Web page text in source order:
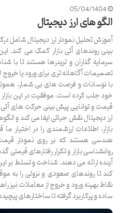
05/04/1404
الگو های ارز دیجیتال
آموزش تحلیل نمودار ارز دیجیتال شامل
بینی روندهای آتی بازار کمک می کند.
سرمایه گذاران و تریدرها هستند تا با
تصمیمات آگاهانه تری برای ورود یا خروج
با نوسانات و فرصت های بی شمار،
خود جلب کرده است. موفقیت در این بازار
قیمت و توانایی پیش بینی حرکت های
ارز دیجیتال نقش حیاتی ایفا می کند و
بازار، اطلاعات ارزشمندی را در اختیار
هندسی هستند که بر روی نمودار
روانشناسی بازار و تکرار رفتارهای
آینده ارائه می دهند. شناخت و تسلط بر
کند تا روندهای صعودی و نزولی را به
نقاط بهینه ورود و خروج از معاملات نیز
ساده و پرکاربرد گرفته تا ساختارهای